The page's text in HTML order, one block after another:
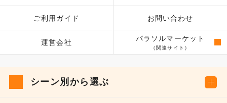
ご利用ガイド
運営会社
お問い合わせ
パラソルマーケット
（関連サイト）
シーン別から選ぶ